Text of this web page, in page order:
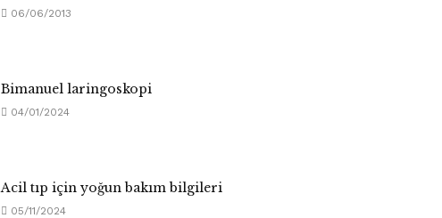
06/06/2013
Bimanuel laringoskopi
04/01/2024
Acil tıp için yoğun bakım bilgileri
05/11/2024